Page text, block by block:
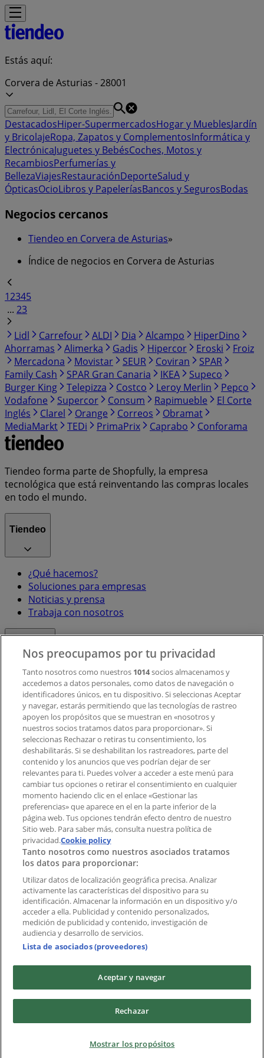
Estás aquí:
Corvera de Asturias - 28001
DestacadosHiper-SupermercadosHogar y MueblesJardín
y BricolajeRopa, Zapatos y ComplementosInformática y
ElectrónicaJuguetes y BebésCoches, Motos y
RecambiosPerfumerías y
BellezaViajesRestauraciónDeporteSalud y
ÓpticasOcioLibros y PapeleríasBancos y SegurosBodas
Negocios cercanos
Tiendeo en Corvera de Asturias»
Índice de negocios en Corvera de Asturias
12345
... 23
Lidl
Carrefour ALDI Dia Alcampo
HiperDino
Ahorramas
Alimerka Gadis Hipercor Eroski
Froiz
Mercadona
Movistar SEUR Coviran
SPAR
Family Cash
SPAR Gran Canaria IKEA
Supeco
Burger King
Telepizza Costco Leroy Merlin
Pepco
Vodafone
Supercor Consum Rapimueble
El Corte
Inglés
Clarel Orange Correos
Obramat
MediaMarkt
TEDi PrimaPrix Caprabo Conforama
Tiendeo forma parte de Shopfully, la empresa
tecnológica que está reinventando las compras locales
en todo el mundo.
Tiendeo
¿Qué hacemos?
Soluciones para empresas
Noticias y prensa
Trabaja con nosotros
Contacto comercial y de marketing
Tienda mal colocada en el mapa
Notificar un folleto
¿Encontraste un problema en la web o en la
aplicación?
Índices
Marcas
Marcas locales
Negocios
Negocios cercanos
Productos
Productos locales
Ciudades
Descargar la APP Tiendeo
Copyright © Tiendeo ® 2026 · Shopfully Marketing S.L.U. –
Términos y condicionesPolítica de privacidad
Nos preocupamos por tu privacidad
Tanto nosotros como nuestros 1014socios almacenamos y
accedemos a datos personales, como datos de navegación o
identificadores únicos, en tu dispositivo. Si seleccionas Aceptar
y navegar, estarás permitiendo que las tecnologías de rastreo
apoyen los propósitos que se muestran en «nosotros y
nuestros socios tratamos datos para proporcionar». Si
seleccionas Rechazar o retiras tu consentimiento, los
deshabilitarás. Si se deshabilitan los rastreadores, parte del
contenido y los anuncios que ves podrían dejar de ser
relevantes para ti. Puedes volver a acceder a este menú para
cambiar tus opciones o retirar el consentimiento en cualquier
momento haciendo clic en el enlace «Gestionar las
preferencias» que aparece en el en la parte inferior de la
página web. Tus opciones tendrán efecto dentro de nuestro
Sitio web. Para saber más, consulta nuestra política de
privacidad.Cookie policy
Tanto nosotros como nuestros asociados tratamos
los datos para proporcionar:
Utilizar datos de localización geográfica precisa. Analizar
activamente las características del dispositivo para su
identificación. Almacenar la información en un dispositivo y/o
acceder a ella. Publicidad y contenido personalizados,
medición de publicidad y contenido, investigación de
audiencia y desarrollo de servicios.
Lista de asociados (proveedores)
Aceptar y navegar
Rechazar
Mostrar los propósitos